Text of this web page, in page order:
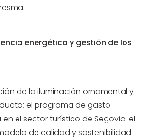
energética y gestión de los
de la iluminación ornamental y
el programa de gasto
el sector turístico de Segovia; el
de calidad y sostenibilidad